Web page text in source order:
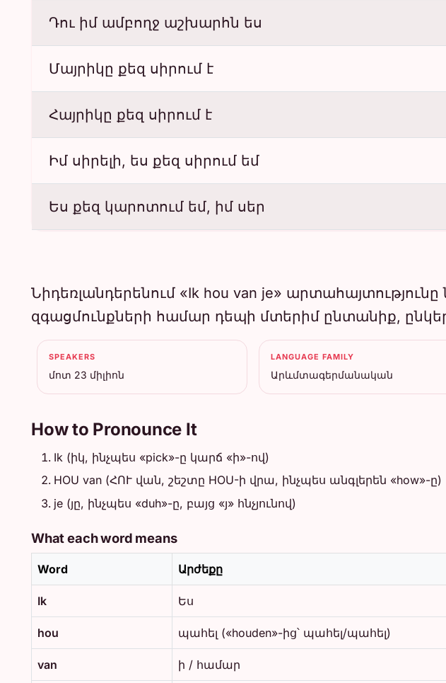
Դու իմ ամբողջ աշխարհն ես
Մայրիկը քեզ սիրում է
Հայրիկը քեզ սիրում է
Իմ սիրելի, ես քեզ սիրում եմ
Ես քեզ կարոտում եմ, իմ սեր
Նիդեռլանդերենում «Ik hou van je»
զգացմունքների համար դեպի մտերիմ ընտանիք,
SPEAKERS
մոտ 23 միլիոն
LANGUAGE FAMILY
Արևմտագերմանական
How to Pronounce It
Ik (իկ, ինչպես «pick»-ը կարճ «ի»-ով)
HOU van (ՀՈՒ վան, շեշտը HOU-ի վրա, ինչպես անգլերեն «how»-ը)
je (յը, ինչպես «duh»-ը, բայց «յ» հնչյունով)
What each word means
Word Արժեքը
Ik Ես
hou պահել («houden»-ից՝ պահել/պահել)
van ի / համար